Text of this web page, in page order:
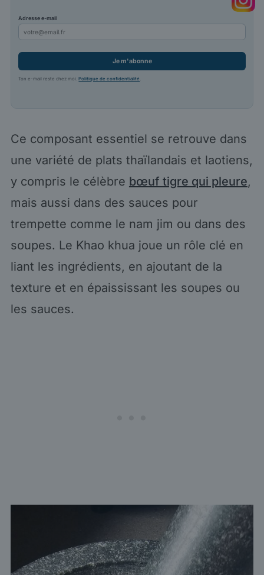
Adresse e-mail
Je m'abonne
Ton e-mail reste chez moi.Politique de confidentialité .
Ce composant essentiel se retrouve dans
une variété de plats thaïlandais et laotiens,
y compris le célèbre bœuf tigre qui pleure,
mais aussi dans des sauces pour
trempette comme le nam jim ou dans des
soupes. Le Khao khua joue un rôle clé en
liant les ingrédients, en ajoutant de la
texture et en épaississant les soupes ou
les sauces.